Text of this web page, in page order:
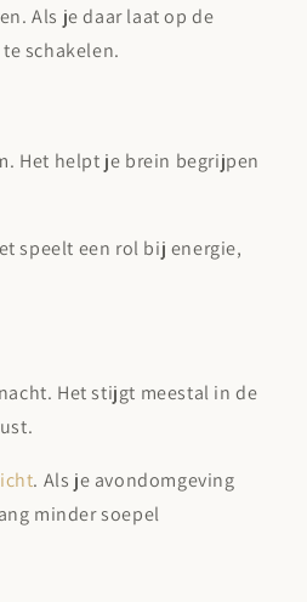
Als je daar laat op de
schakelen.
Het helpt je brein begrijpen
speelt een rol bij energie,
Het stijgt meestal in de
. Als je avondomgeving
minder soepel